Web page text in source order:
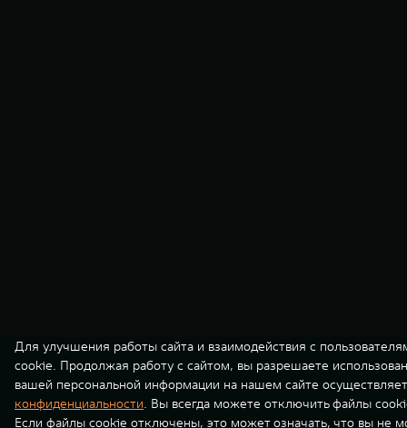
Для улучшения работы сайта и взаимодействия с
cookie. Продолжая работу с сайтом, вы разрешаете
вашей персональной информации на нашем сайте
конфиденциальности. Вы всегда можете отключить файлы
Если файлы cookie отключены, это может означать, что вы не